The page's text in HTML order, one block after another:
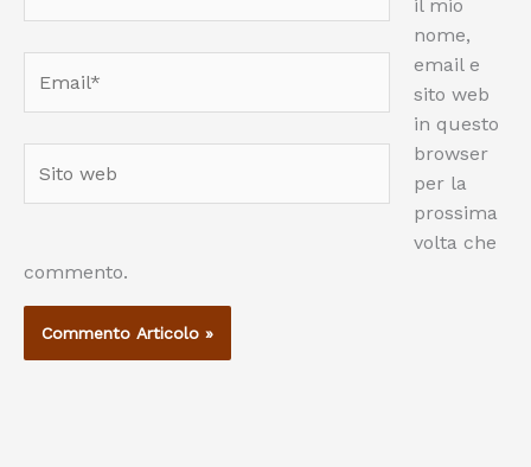
web
il mio
nome,
email e
sito web
in questo
browser
per la
prossima
volta che
commento.